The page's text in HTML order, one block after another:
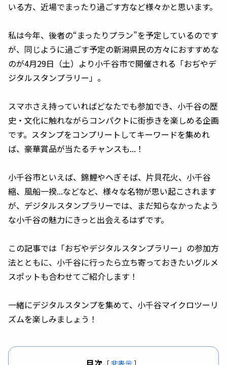
いる方、近場でまったり過ごす方など様々かと思います。
私は今年、後者の“まったりプラン”を予定しているのです
が、同じように過ごす予定の新潟県民の方々におすすめな
のが4月29日（土）より小千谷市で開催される「おぢやデ
ジタルスタンプラリー」。
スマホさえ持っていればどなたでも参加でき、小千谷の歴
史・文化に触れながらコンパクトに街歩きを楽しめる企画
です。スタンプをコンプリートしてキーワードを集めれ
ば、豪華賞品が当たるチャンスも...！
小千谷市といえば、錦鯉やへぎそば、片貝花火、小千谷
縮、風船一揆...などなど、様々な名物が思い起こされます
が、デジタルスタンプラリーでは、まだ知らなかったよう
な小千谷の魅力にきっと出会えるはずです。
この記事では「おぢやデジタルスタンプラリー」の参加方
法とともに、小千谷に行ったら立ち寄っておきたいグルメ
スポットも合わせてご紹介します！
一緒にデジタルスタンプを集めて、小千谷マイクロツーリ
ズムを楽しみましょう！